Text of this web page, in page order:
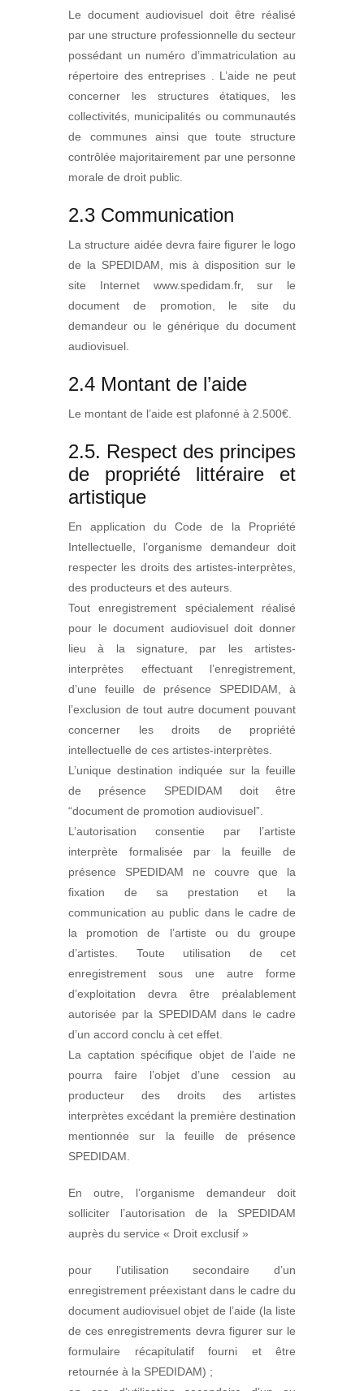
Le document audiovisuel doit être réalisé
par une structure professionnelle du secteur
possédant un numéro d’immatriculation au
répertoire des entreprises . L’aide ne peut
concerner les structures étatiques, les
collectivités, municipalités ou communautés
de communes ainsi que toute structure
contrôlée majoritairement par une personne
morale de droit public.
2.3 Communication
La structure aidée devra faire figurer le logo
de la SPEDIDAM, mis à disposition sur le
site Internet www.spedidam.fr, sur le
document de promotion, le site du
demandeur ou le générique du document
audiovisuel.
2.4 Montant de l’aide
Le montant de l’aide est plafonné à 2.500€.
2.5. Respect des principes
de propriété littéraire et
artistique
En application du Code de la Propriété
Intellectuelle, l’organisme demandeur doit
respecter les droits des artistes-interprètes,
des producteurs et des auteurs.
Tout enregistrement spécialement réalisé
pour le document audiovisuel doit donner
lieu à la signature, par les artistes-
interprètes effectuant l’enregistrement,
d’une feuille de présence SPEDIDAM, à
l’exclusion de tout autre document pouvant
concerner les droits de propriété
intellectuelle de ces artistes-interprètes.
L’unique destination indiquée sur la feuille
de présence SPEDIDAM doit être
“document de promotion audiovisuel”.
L’autorisation consentie par l’artiste
interprète formalisée par la feuille de
présence SPEDIDAM ne couvre que la
fixation de sa prestation et la
communication au public dans le cadre de
la promotion de l’artiste ou du groupe
d’artistes. Toute utilisation de cet
enregistrement sous une autre forme
d’exploitation devra être préalablement
autorisée par la SPEDIDAM dans le cadre
d’un accord conclu à cet effet.
La captation spécifique objet de l’aide ne
pourra faire l’objet d’une cession au
producteur des droits des artistes
interprètes excédant la première destination
mentionnée sur la feuille de présence
SPEDIDAM.
En outre, l’organisme demandeur doit
solliciter l’autorisation de la SPEDIDAM
auprès du service « Droit exclusif »
pour l’utilisation secondaire d’un
enregistrement préexistant dans le cadre du
document audiovisuel objet de l’aide (la liste
de ces enregistrements devra figurer sur le
formulaire récapitulatif fourni et être
retournée à la SPEDIDAM) ;